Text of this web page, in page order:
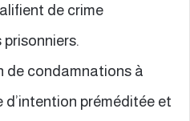
de crime
de condamnations à
d’intention préméditée et